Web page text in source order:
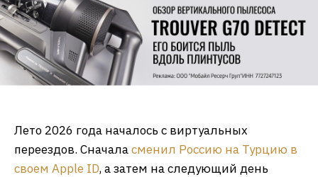
Лето 2026 года началось с виртуальных
переездов. Сначаласменил Россию на Турцию в
своем Apple ID, а затем на следующий день